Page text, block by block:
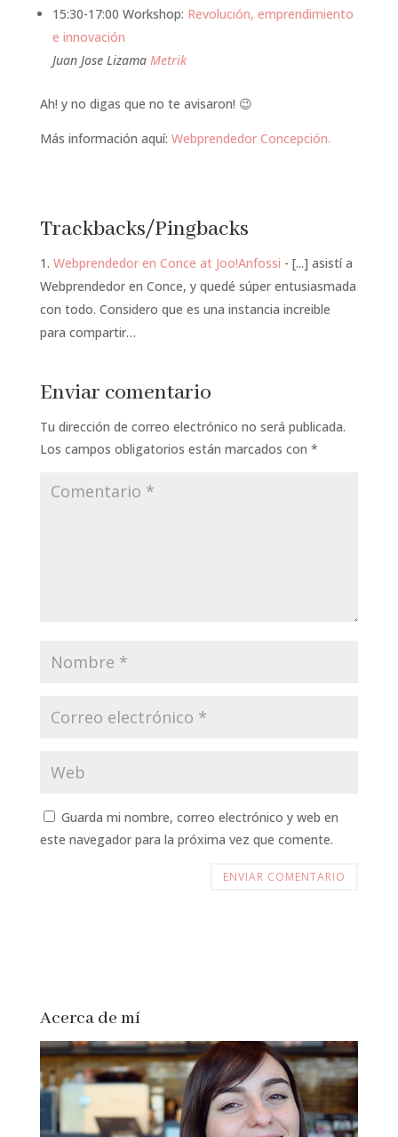
15:30-17:00 Workshop: Revolución, emprendimiento
e innovación
Juan Jose Lizama Metrik
Ah! y no digas que no te avisaron! 😉
Más información aquí: Webprendedor Concepción.
Trackbacks/Pingbacks
Webprendedor en Conce at Joo!Anfossi - [...] asistí a
Webprendedor en Conce, y quedé súper entusiasmada
con todo. Considero que es una instancia increible
para compartir…
Enviar comentario
Tu dirección de correo electrónico no será publicada.
Los campos obligatorios están marcados con *
Guarda mi nombre, correo electrónico y web en
este navegador para la próxima vez que comente.
Acerca de mí